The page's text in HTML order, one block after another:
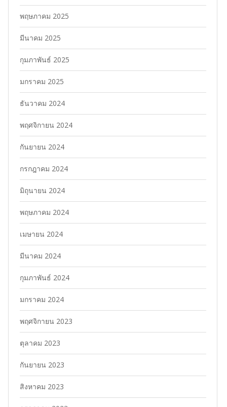
พฤษภาคม 2025
มีนาคม 2025
กุมภาพันธ์ 2025
มกราคม 2025
ธันวาคม 2024
พฤศจิกายน 2024
กันยายน 2024
กรกฎาคม 2024
มิถุนายน 2024
พฤษภาคม 2024
เมษายน 2024
มีนาคม 2024
กุมภาพันธ์ 2024
มกราคม 2024
พฤศจิกายน 2023
ตุลาคม 2023
กันยายน 2023
สิงหาคม 2023